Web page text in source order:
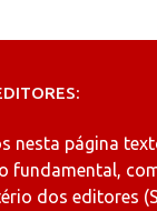
nesta página
fundamental,
dos editores